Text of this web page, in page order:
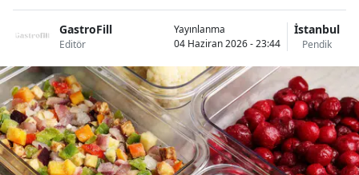
GastroFill
Editör
Yayınlanma
04 Haziran 2026 - 23:44
İstanbul
Pendik